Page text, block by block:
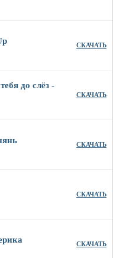
СКАЧАТЬ
до слёз -
СКАЧАТЬ
СКАЧАТЬ
СКАЧАТЬ
СКАЧАТЬ